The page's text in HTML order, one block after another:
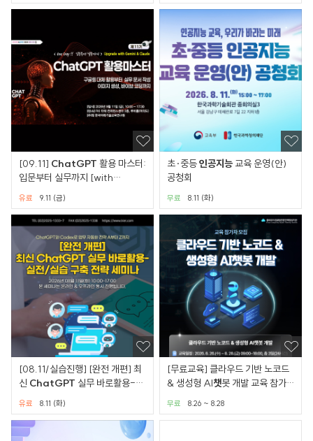
[09.11] ChatGPT 활용 마스터:
입문부터 실무까지 [with
Gemini]
9.11 (금)
유료
초·중등인공지능 교육 운영(안)
공청회
8.11 (화)
무료
[08.11/실습진행] [완전 개편] 최
신 ChatGPT 실무 바로활용-실
전/실습 세미나
8.11 (화)
유료
[무료교육] 클라우드 기반 노코드
& 생성형 AI챗봇 개발 교육 참가
8.26 ~ 8.28
무료